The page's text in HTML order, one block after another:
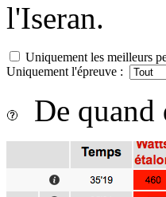
l'Iseran.
Uniquement les meilleurs
Uniquement l'épreuve :
De quand